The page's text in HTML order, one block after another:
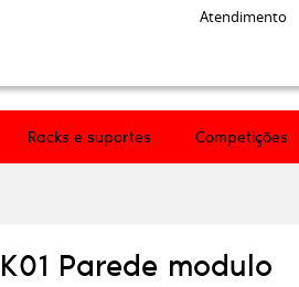
Atendimento
Racks e suportes Competições
Parede modulo